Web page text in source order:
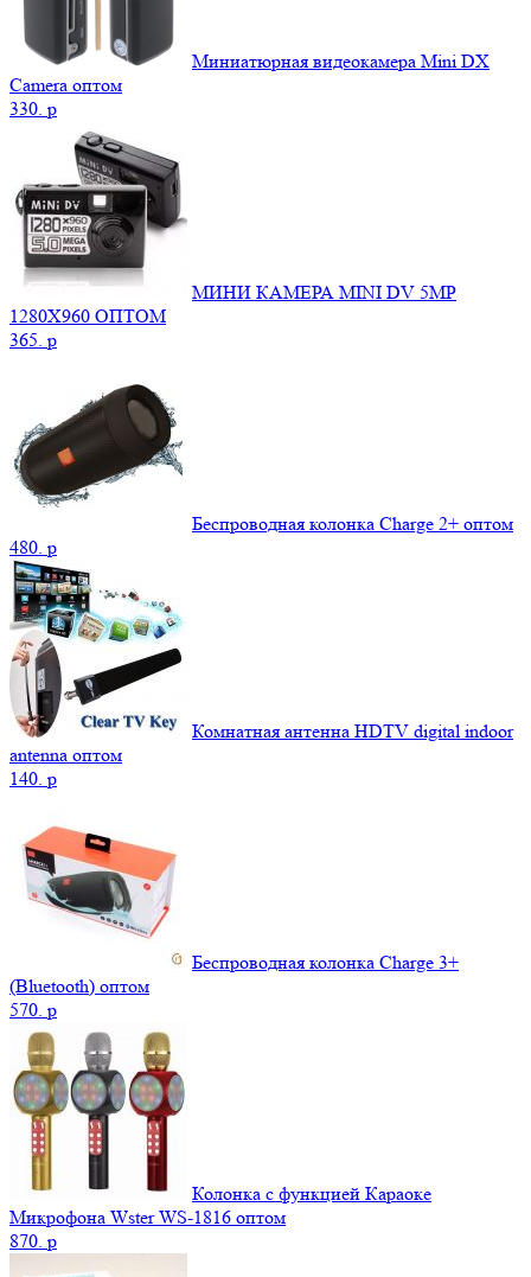
Миниатюрная видеокамера Mini DX
Camera оптом
330. p
МИНИ КАМЕРА MINI DV 5MP
1280X960 ОПТОМ
365. p
Беспроводная колонка Charge 2+ оптом
480. p
Комнатная антенна HDTV digital indoor
antenna оптом
140. p
Беспроводная колонка Charge 3+
(Bluetooth) оптом
570. p
Колонка с функцией Караоке
Микрофона Wster WS-1816 оптом
870. p